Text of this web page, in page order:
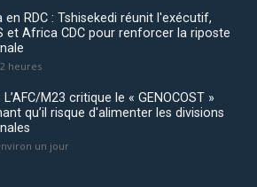
en RDC : Tshisekedi réunit l'exécutif,
et Africa CDC pour renforcer la riposte
heures
L’AFC/M23 critique le « GENOCOST »
qu’il risque d'alimenter les divisions
un jour